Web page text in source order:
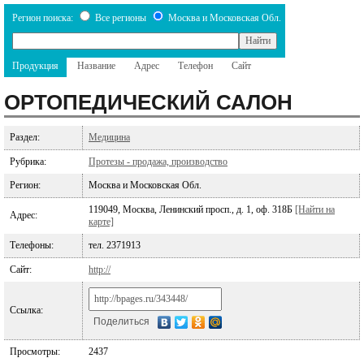
Регион поиска: Все регионы Москва и Московская Обл.
Продукция Название Адрес Телефон Сайт
ОРТОПЕДИЧЕСКИЙ САЛОН
Раздел: Медицина
Рубрика: Протезы - продажа, производство
Регион: Москва и Московская Обл.
Адрес: 119049, Москва, Ленинский просп., д. 1, оф. 318Б [Найти на
карте]
Телефоны: тел. 2371913
Сайт: http://
Ссылка:
Поделиться
Просмотры: 2437